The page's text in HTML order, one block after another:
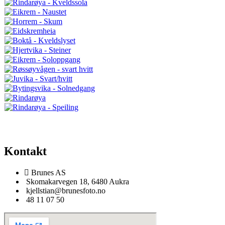
Kontakt
Brunes AS
Skomakarvegen 18, 6480 Aukra
kjellstian@brunesfoto.no
48 11 07 50